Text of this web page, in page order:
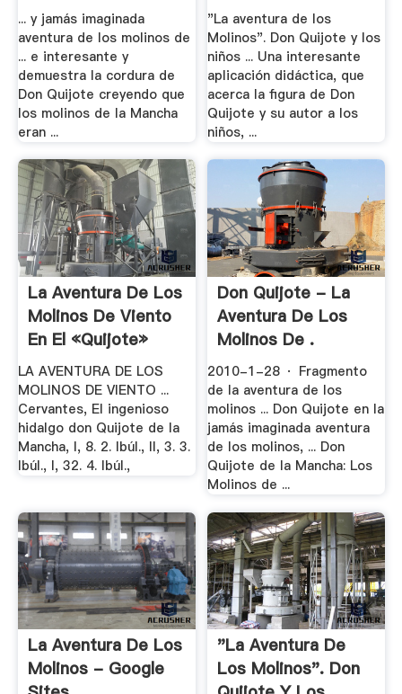
... y jamás imaginada
aventura de los molinos de
... e interesante y
demuestra la cordura de
Don Quijote creyendo que
los molinos de la Mancha
eran ...
"La aventura de los
Molinos". Don Quijote y los
niños ... Una interesante
aplicación didáctica, que
acerca la figura de Don
Quijote y su autor a los
niños, ...
La Aventura De Los
Molinos De Viento
En El «Quijote»
LA AVENTURA DE LOS
MOLINOS DE VIENTO ...
Cervantes, El ingenioso
hidalgo don Quijote de la
Mancha, l, 8. 2. Ibúl., II, 3. 3.
lbúl., l, 32. 4. Ibúl.,
Don Quijote - La
Aventura De Los
Molinos De .
2010-1-28 · Fragmento
de la aventura de los
molinos ... Don Quijote en la
jamás imaginada aventura
de los molinos, ... Don
Quijote de la Mancha: Los
Molinos de ...
La Aventura De Los
Molinos - Google
"La Aventura De
Los Molinos". Don